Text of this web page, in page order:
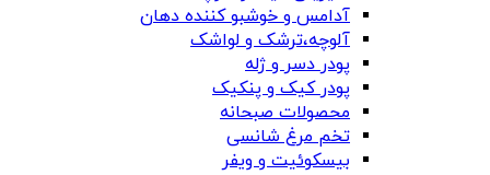
آدامس و خوشبو کننده دهان
آلوچه،ترشک و لواشک
پودر دسر و ژله
پودر کیک و پنکیک
محصولات صبحانه
تخم مرغ شانسی
بیسکوئیت و ویفر